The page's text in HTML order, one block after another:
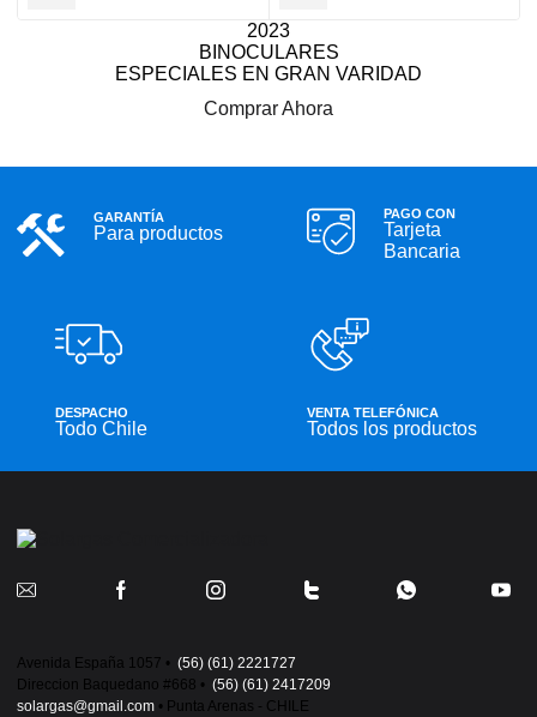
2023
BINOCULARES
ESPECIALES EN GRAN VARIDAD
Comprar Ahora
GARANTÍA
Para productos
PAGO CON
Tarjeta
Bancaria
DESPACHO
Todo Chile
VENTA TELEFÓNICA
Todos los productos
Avenida España 1057 • (56) (61) 2221727
Direccion Baquedano #668 • (56) (61) 2417209
solargas@gmail.com • Punta Arenas - CHILE